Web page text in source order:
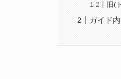
旧(
ガイド